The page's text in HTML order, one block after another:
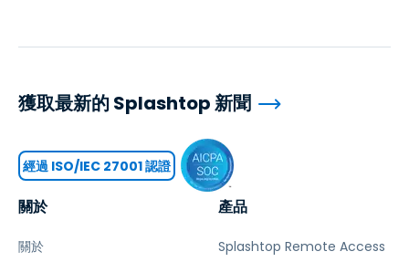
關於
關於
產品
Splashtop Remote Access
獲取最新的 Splashtop 新聞
經過 ISO/IEC 27001 認證